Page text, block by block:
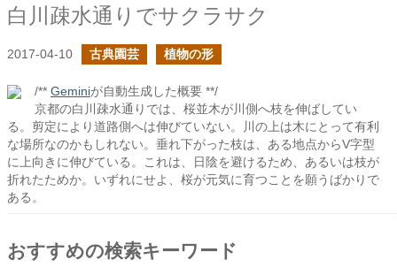
白川疎水通りでサクラサク
2017-04-10 古典園芸 植物の形
/** Geminiが自動生成した概要 **/
京都の白川疎水通りでは、桜並木が川側へ枝を伸ばしてい
る。剪定により道路側へは伸びていない。川の上は木にとって有利
な場所なのかもしれない。垂れ下がった枝は、ある地点からV字型
に上向きに伸びている。これは、日陰を避けるため、あるいは枝が
折れたためか。いずれにせよ、桜が元気に育つことを願うばかりで
ある。
おすすめの検索キーワード